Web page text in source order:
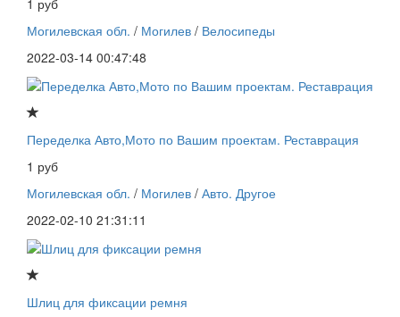
Могилевская обл. / Могилев / Велосипеды
2022-03-14 00:47:48
Переделка Авто,Мото по Вашим проектам. Реставрация
1 руб
Могилевская обл. / Могилев / Авто. Другое
2022-02-10 21:31:11
Шлиц для фиксации ремня